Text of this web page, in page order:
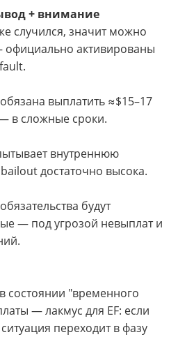
+ внимание
случился, значит можно
официально активированы
выплатить ≈$15–17
в сложные сроки.
внутреннюю
достаточно высока.
будут
— под угрозой невыплат и
состоянии "временного
— лакмус для EF: если
переходит в фазу